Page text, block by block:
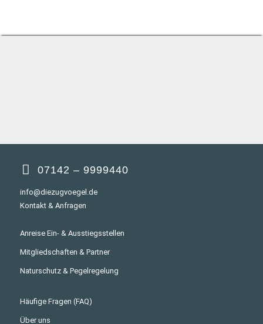
07142 – 9999440
info@diezugvoegel.de
Kontakt & Anfragen
Anreise Ein- & Ausstiegsstellen
Mitgliedschaften & Partner
Naturschutz & Pegelregelung
Häufige Fragen (FAQ)
Über uns